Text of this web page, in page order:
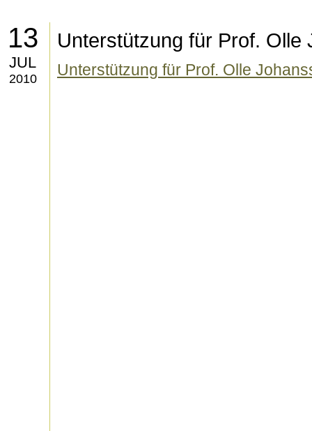
13
JUL
2010
Unterstützung für Prof. Olle
Unterstützung für Prof. Olle